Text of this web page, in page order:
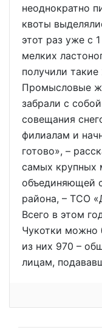
неоднократно
квоты
этот раз уже с
мелких
получили
Промысловые
забрали с
совещания
филиалам и
готово», –
самых крупных
объединяющей
района, – ТСО
Всего в этом
Чукотки можно
из них 970 –
лицам,